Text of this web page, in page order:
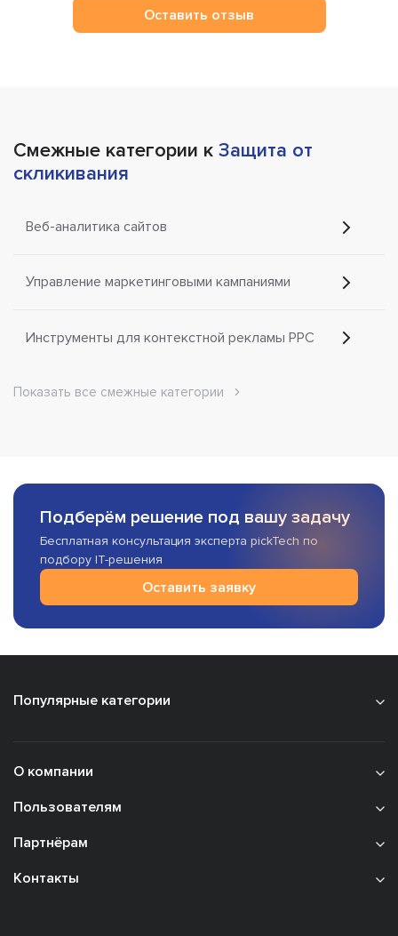
Оставить отзыв
Смежные категории к Защита от
скликивания
Веб-аналитика сайтов
Управление маркетинговыми кампаниями
Инструменты для контекстной рекламы PPC
Показать все смежные категории
Подберём решение под вашу задачу
Бесплатная консультация эксперта pickTech по
подбору IT-решения
Оставить заявку
Популярные категории
О компании
Пользователям
Партнёрам
Контакты